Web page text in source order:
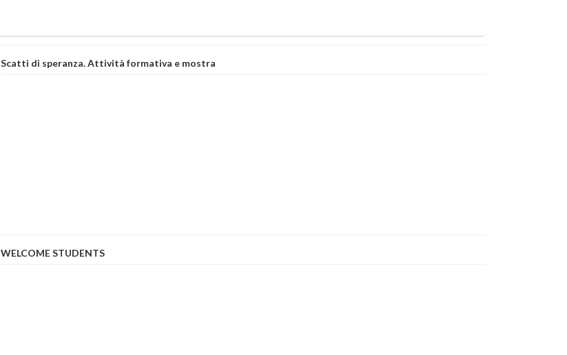
Scatti di speranza. Attività formativa e mostra
WELCOME STUDENTS